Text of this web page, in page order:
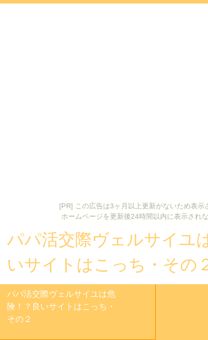
[PR] この広告は3ヶ月以上更新がないため表示
ホームページを更新後24時間以内に表示されな
パパ活交際ヴェルサイユ
いサイトはこっち・その
パパ活交際ヴェルサイユは危
険！？良いサイトはこっち・
その２